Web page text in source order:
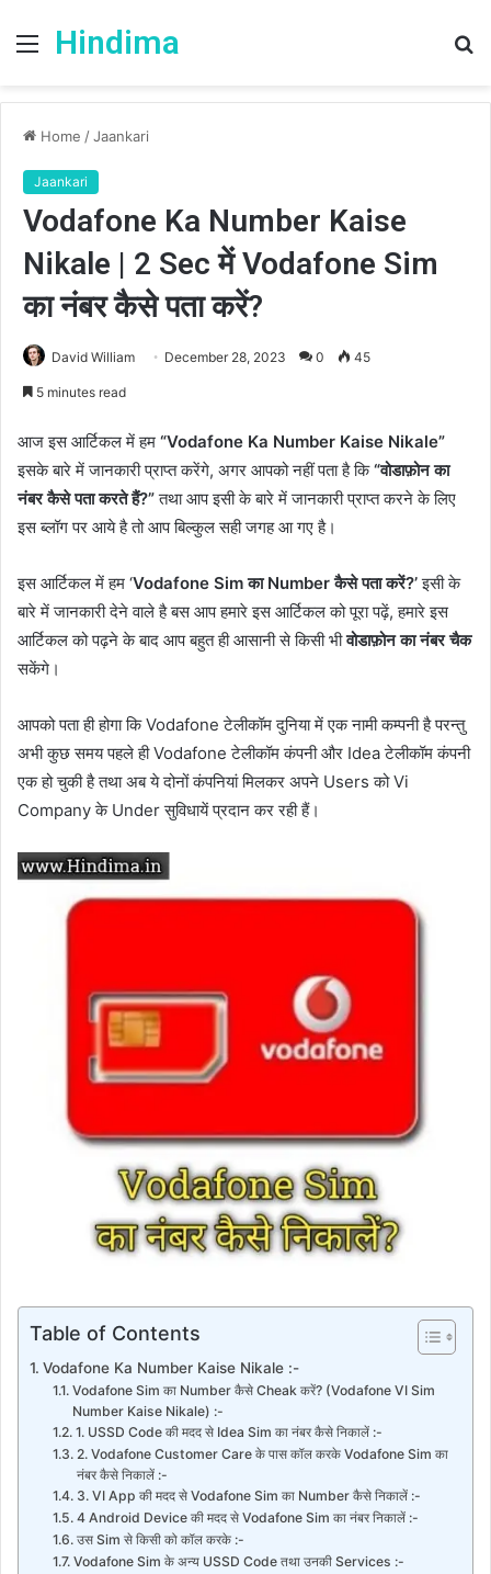
Menu
Hindima
Home /Jaankari
Jaankari
Vodafone Ka Number Kaise
Nikale | 2 Sec में Vodafone Sim
का नंबर कैसे पता करें?
David William December 28, 2023 0 45
5 minutes read
आज इस आर्टिकल में हम “Vodafone Ka Number Kaise Nikale”
इसके बारे में जानकारी प्राप्त करेंगे, अगर आपको नहीं पता है कि“वोडाफ़ोन का
नंबर कैसे पता करते हैं?”तथा आप इसी के बारे में जानकारी प्राप्त करने के लिए
इस ब्लॉग पर आये है तो आप बिल्कुल सही जगह आ गए है।
इस आर्टिकल में हम ‘Vodafone Sim का Number कैसे पता करें?’इसी के
बारे में जानकारी देने वाले है बस आप हमारे इस आर्टिकल को पूरा पढ़ें, हमारे इस
आर्टिकल को पढ़ने के बाद आप बहुत ही आसानी से किसी भीवोडाफ़ोन का नंबर चैक
सकेंगे।
आपको पता ही होगा कि Vodafone टेलीकॉम दुनिया में एक नामी कम्पनी है परन्तु
अभी कुछ समय पहले ही Vodafone टेलीकॉम कंपनी और Idea टेलीकॉम कंपनी
एक हो चुकी है तथा अब ये दोनों कंपनियां मिलकर अपने Users को Vi
Company के Under सुविधायें प्रदान कर रही हैं।
Table of Contents
Vodafone Ka Number Kaise Nikale :-
Vodafone Sim का Number कैसे Cheak करें? (Vodafone VI Sim
Number Kaise Nikale) :-
1. USSD Code की मदद से Idea Sim का नंबर कैसे निकालें :-
2. Vodafone Customer Care के पास कॉल करके Vodafone Sim का
नंबर कैसे निकालें :-
3. VI App की मदद से Vodafone Sim का Number कैसे निकालें :-
4 Android Device की मदद से Vodafone Sim का नंबर निकालें :-
उस Sim से किसी को कॉल करके :-
Vodafone Sim के अन्य USSD Code तथा उनकी Services :-